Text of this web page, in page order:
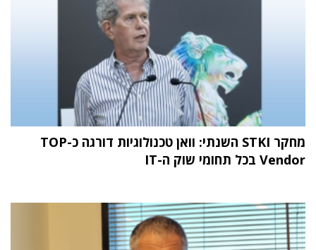
מחקר STKI השנתי: וואן טכנולוגיות דורגה כ-TOP
Vendor בכל תחומי שוק ה-IT